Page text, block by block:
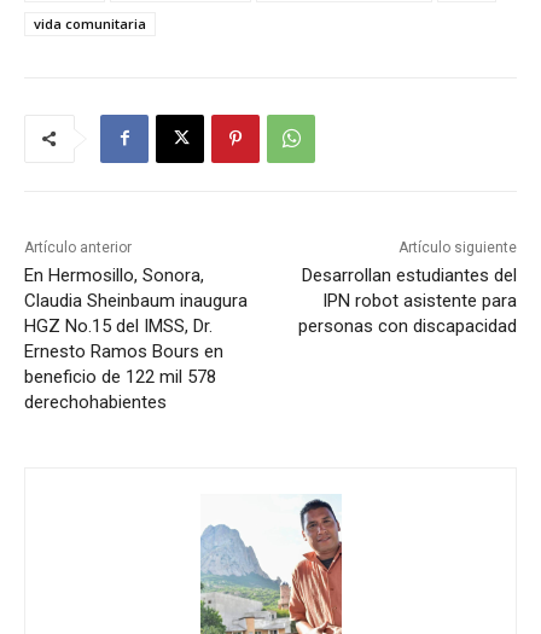
vida comunitaria
Artículo anterior
En Hermosillo, Sonora,
Claudia Sheinbaum inaugura
HGZ No.15 del IMSS, Dr.
Ernesto Ramos Bours en
beneficio de 122 mil 578
derechohabientes
Artículo siguiente
Desarrollan estudiantes del
IPN robot asistente para
personas con discapacidad